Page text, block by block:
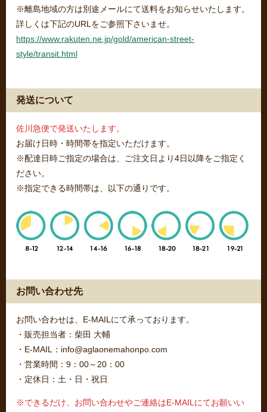
※離島地域の方は別途メールにて送料をお知らせいたします。
詳しくは下記のURLをご参照下さいませ。
https://www.rakuten.ne.jp/gold/american-street-
style/transit.html
発送について
佐川急便で発送いたします。
お届け日時・時間帯を指定いただけます。
※配達日時ご指定の場合は、ご注文日より4日以降をご指定く
ださい。
※指定できる時間帯は、以下の通りです。
お問い合わせ先
お問い合わせは、E-MAILにて承っております。
・販売担当者：柴田 大輔
・E-MAIL：info@aglaonemahonpo.com
・営業時間：9：00～20：00
・定休日：土・日・祝日
※できるだけ、お問い合わせやご連絡はE-MAILにてお願いい